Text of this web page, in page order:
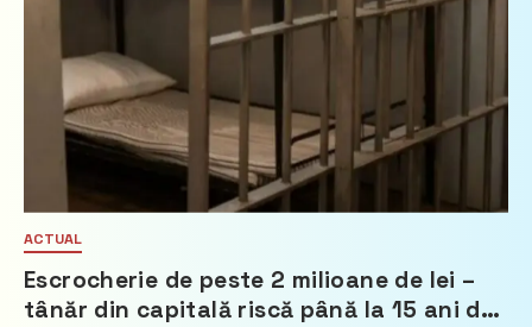
ACTUAL
Escrocherie de peste 2 milioane de lei –
tânăr din capitală riscă până la 15 ani de